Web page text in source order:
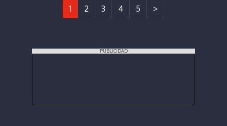
1 2 3 4 5 >
PUBLICIDAD